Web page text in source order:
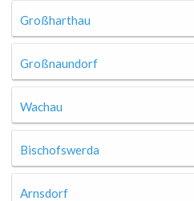
Großharthau
Großnaundorf
Wachau
Bischofswerda
Arnsdorf